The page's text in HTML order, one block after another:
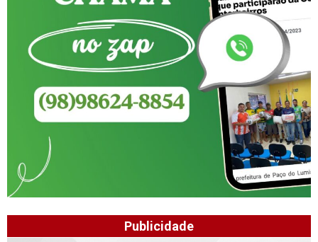
Publicidade